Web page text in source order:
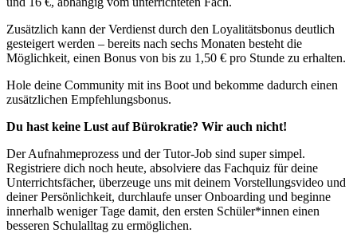
Zusätzlich kann der Verdienst durch den Loyalitätsbonus deutlich
gesteigert werden – bereits nach sechs Monaten besteht die
Möglichkeit, einen Bonus von bis zu 1,50 € pro Stunde zu erhalten.
Hole deine Community mit ins Boot und bekomme dadurch einen
zusätzlichen Empfehlungsbonus.
Du hast keine Lust auf Bürokratie? Wir auch nicht!
Der Aufnahmeprozess und der Tutor-Job sind super simpel.
Registriere dich noch heute, absolviere das Fachquiz für deine
Unterrichtsfächer, überzeuge uns mit deinem Vorstellungsvideo und
deiner Persönlichkeit, durchlaufe unser Onboarding und beginne
innerhalb weniger Tage damit, den ersten Schüler*innen einen
besseren Schulalltag zu ermöglichen.